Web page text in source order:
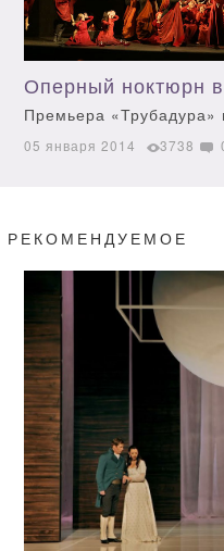
Оперный ноктюрн
Премьера «Трубадура»
05 января 2014 3738
РЕКОМЕНДУЕМОЕ